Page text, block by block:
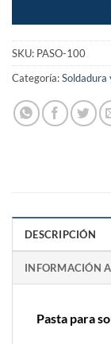
SKU: PASO-100
Categoría:Soldadura
DESCRIPCIÓN
INFORMACIÓN
Pasta para